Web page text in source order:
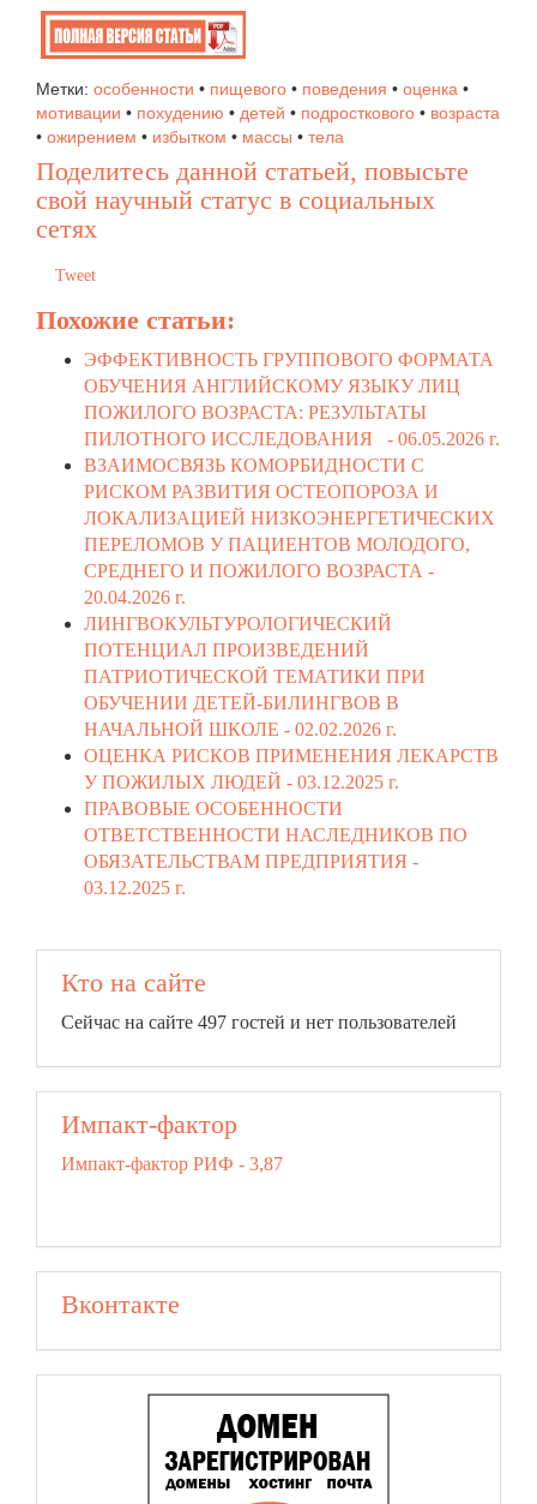
Метки: особенности • пищевого • поведения • оценка •
мотивации • похудению • детей • подросткового • возраста
• ожирением • избытком • массы • тела
Поделитесь данной статьей, повысьте
свой научный статус в социальных
сетях
Tweet
Похожие статьи:
ЭФФЕКТИВНОСТЬ ГРУППОВОГО ФОРМАТА
ОБУЧЕНИЯ АНГЛИЙСКОМУ ЯЗЫКУ ЛИЦ
ПОЖИЛОГО ВОЗРАСТА: РЕЗУЛЬТАТЫ
ПИЛОТНОГО ИССЛЕДОВАНИЯ - 06.05.2026 г.
ВЗАИМОСВЯЗЬ КОМОРБИДНОСТИ С
РИСКОМ РАЗВИТИЯ ОСТЕОПОРОЗА И
ЛОКАЛИЗАЦИЕЙ НИЗКОЭНЕРГЕТИЧЕСКИХ
ПЕРЕЛОМОВ У ПАЦИЕНТОВ МОЛОДОГО,
СРЕДНЕГО И ПОЖИЛОГО ВОЗРАСТА -
20.04.2026 г.
ЛИНГВОКУЛЬТУРОЛОГИЧЕСКИЙ
ПОТЕНЦИАЛ ПРОИЗВЕДЕНИЙ
ПАТРИОТИЧЕСКОЙ ТЕМАТИКИ ПРИ
ОБУЧЕНИИ ДЕТЕЙ-БИЛИНГВОВ В
НАЧАЛЬНОЙ ШКОЛЕ - 02.02.2026 г.
ОЦЕНКА РИСКОВ ПРИМЕНЕНИЯ ЛЕКАРСТВ
У ПОЖИЛЫХ ЛЮДЕЙ - 03.12.2025 г.
ПРАВОВЫЕ ОСОБЕННОСТИ
ОТВЕТСТВЕННОСТИ НАСЛЕДНИКОВ ПО
ОБЯЗАТЕЛЬСТВАМ ПРЕДПРИЯТИЯ -
03.12.2025 г.
Кто на сайте
Сейчас на сайте 497 гостей и нет пользователей
Импакт-фактор
Импакт-фактор РИФ - 3,87
Вконтакте